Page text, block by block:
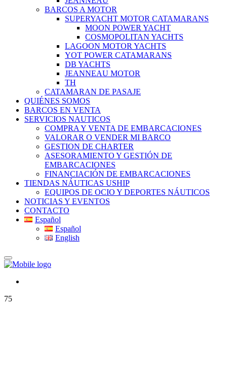
BARCOS A MOTOR
SUPERYACHT MOTOR CATAMARANS
MOON POWER YACHT
COSMOPOLITAN YACHTS
LAGOON MOTOR YACHTS
YOT POWER CATAMARANS
DB YACHTS
JEANNEAU MOTOR
TH
CATAMARAN DE PASAJE
QUIÉNES SOMOS
BARCOS EN VENTA
SERVICIOS NAUTICOS
COMPRA Y VENTA DE EMBARCACIONES
VALORAR O VENDER MI BARCO
GESTION DE CHARTER
ASESORAMIENTO Y GESTIÓN DE
EMBARCACIONES
FINANCIACIÓN DE EMBARCACIONES
TIENDAS NÁUTICAS USHIP
EQUIPOS DE OCIO Y DEPORTES NÁUTICOS
NOTICIAS Y EVENTOS
CONTACTO
Español
Español
English
75